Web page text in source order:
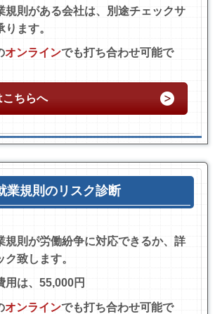
規則がある会社は、別途チェックサ
ます。
オンラインでも打ち合わせ可能で
ちらへ
業規則のリスク診断
規則が労働紛争に対応できるか、詳
ク致します。
用は、55,000円
オンラインでも打ち合わせ可能で